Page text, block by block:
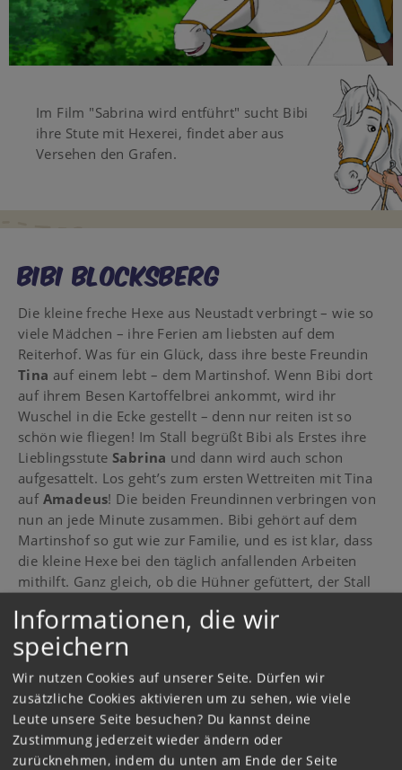
Video
Im Film "Sabrina wird entführt" sucht Bibi
ihre Stute mit Hexerei, findet aber aus
Versehen den Grafen.
Bibi Blocksberg
Die kleine freche Hexe aus Neustadt verbringt – wie so
viele Mädchen – ihre Ferien am liebsten auf dem
Reiterhof. Was für ein Glück, dass ihre beste Freundin
Tina auf einem lebt – dem Martinshof. Wenn Bibi dort
auf ihrem Besen Kartoffelbrei ankommt, wird ihr
Wuschel in die Ecke gestellt – denn nur reiten ist so
schön wie fliegen! Im Stall begrüßt Bibi als Erstes ihre
LieblingsstuteSabrina und dann wird auch schon
aufgesattelt. Los geht’s zum ersten Wettreiten mit Tina
auf Amadeus! Die beiden Freundinnen verbringen von
nun an jede Minute zusammen. Bibi gehört auf dem
Martinshof so gut wie zur Familie, und es ist klar, dass
die kleine Hexe bei den täglich anfallenden Arbeiten
mithilft. Ganz gleich, ob die Hühner gefüttert, der Stall
werden müssen.Tinas Mutter besteht darauf, dass
diese Dinge ganz ohne Hexerei erledigt werden. Zum
Glück bleibt aber immer auch genug Zeit für viel Spaß
und so manches aufregende Abenteuer …
Informationen, die wir
speichern
Wir nutzen Cookies auf unserer Seite. Dürfen wir
zusätzliche Cookies aktivieren um zu sehen, wie viele
Leute unsere Seite besuchen? Du kannst deine
Zustimmung jederzeit wieder ändern oder
zurücknehmen, indem du unten am Ende der Seite